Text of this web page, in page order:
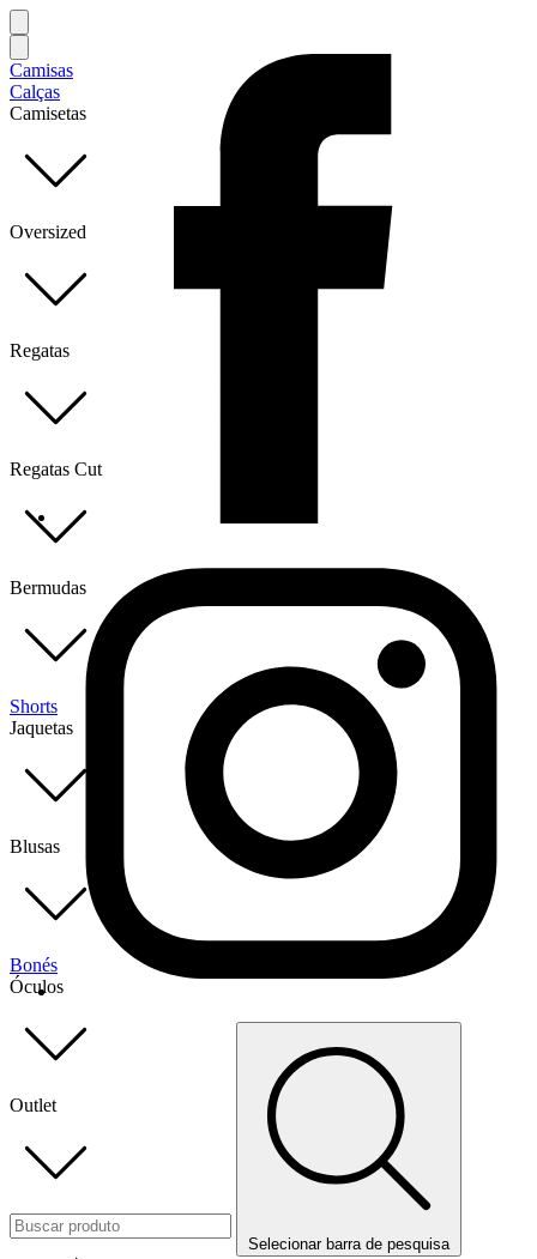
Camisas
Calças
Camisetas
Oversized
Regatas
Regatas Cut
Bermudas
Shorts
Jaquetas
Blusas
Bonés
Óculos
Outlet
Selecionar barra de pesquisa